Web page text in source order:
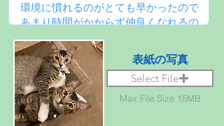
表紙の写真
Select File
Max File Size 15MB